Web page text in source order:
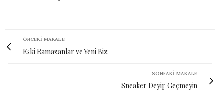
ÖNCEKI MAKALE
Eski Ramazanlar ve Yeni Biz
SONRAKI MAKALE
Sneaker Deyip Geçmeyin